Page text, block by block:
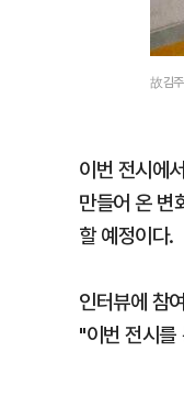
故김
이번 전시에
만들어 온 변
할 예정이다.
인터뷰에 참
"이번 전시를